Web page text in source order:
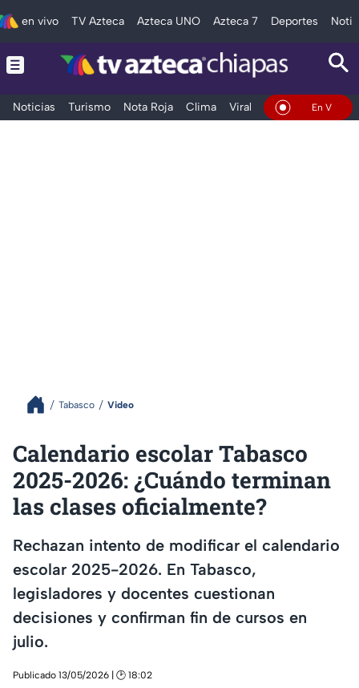
en vivo TV Azteca Azteca UNO Azteca 7 Deportes
Noticias Turismo Nota Roja Clima Viral y TendenciaEn Vivo
Tabasco Video
Calendario escolar Tabasco
2025-2026: ¿Cuándo terminan
las clases oficialmente?
Rechazan intento de modificar el calendario
escolar 2025-2026. En Tabasco,
legisladores y docentes cuestionan
decisiones y confirman fin de cursos en
julio.
Publicado 13/05/2026 | 🕑 18:02